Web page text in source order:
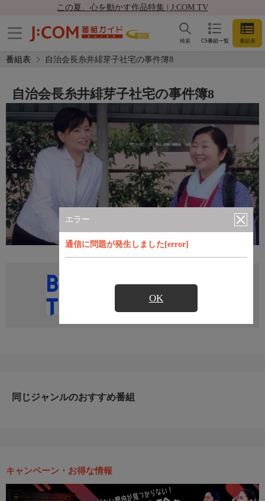
この夏、心を動かす作品特集 | J:COM TV
CS番組一覧 番組表
検索
番組表 自治会長糸井緋芽子社宅の事件簿8
エラー
通信に問題が発生しました[error]
OK
自治会長糸井緋芽子社宅の事件簿8
直近の放送予定はありません
同じジャンルのおすすめ番組
キャンペーン・お得な情報